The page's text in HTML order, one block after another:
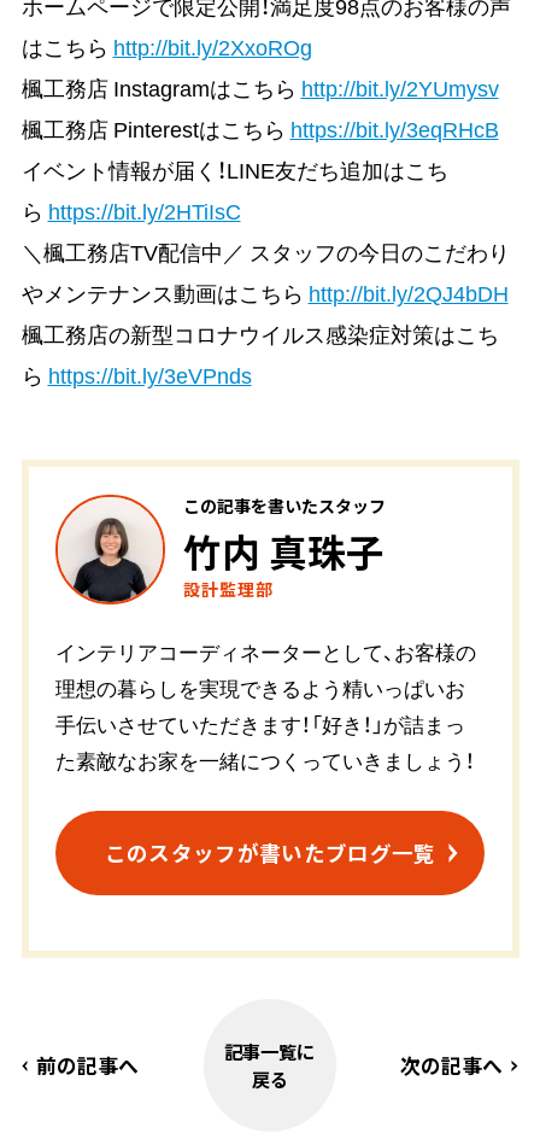
はこちら http://bit.ly/2XxoROg
楓工務店 Instagramはこちら http://bit.ly/2YUmysv
楓工務店 Pinterestはこちら https://bit.ly/3eqRHcB
イベント情報が届く！LINE友だち追加はこち
ら https://bit.ly/2HTiIsC
＼楓工務店TV配信中／ スタッフの今日のこだわり
やメンテナンス動画はこちら http://bit.ly/2QJ4bDH
楓工務店の新型コロナウイルス感染症対策はこち
ら https://bit.ly/3eVPnds
この記事を書いたスタッフ
竹内 真珠子
設計監理部
インテリアコーディネーターとして、お客様の
理想の暮らしを実現できるよう精いっぱいお
手伝いさせていただきます！「好き！」が詰まっ
た素敵なお家を一緒につくっていきましょう！
このスタッフが書いたブログ一覧
前の記事へ
記事一覧に
戻る
次の記事へ